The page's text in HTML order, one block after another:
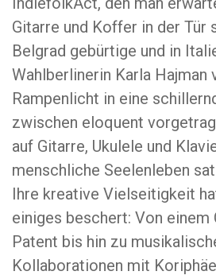
Gitarre und Koffer in der Tür
Belgrad gebürtige und in
Wahlberlinerin Karla Hajman
Rampenlicht in eine
zwischen eloquent
auf Gitarre, Ukulele und
menschliche Seelenleben
Ihre kreative Vielseitigkeit
einiges beschert: Von einem
Patent bis hin zu
Kollaborationen mit